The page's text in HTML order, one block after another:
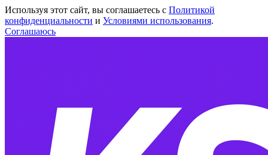
Используя этот сайт, вы соглашаетесь с Политикой
конфиденциальности и Условиями использования.
Соглашаюсь